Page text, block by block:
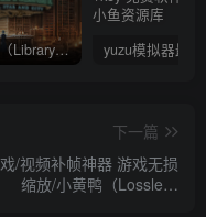
废墟图书馆（Library Of Ruina）v1.1.0.6a13 官中 附yuzu模拟器 本体+1.0.3升补
下一篇
/视频补帧神器 游戏无损
缩放/小黄鸭（Lossless